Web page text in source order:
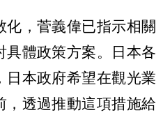
化，菅義偉已指示相關
具體政策方案。日本各
日本政府希望在觀光業
，透過推動這項措施給